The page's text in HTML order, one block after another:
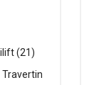
(21)